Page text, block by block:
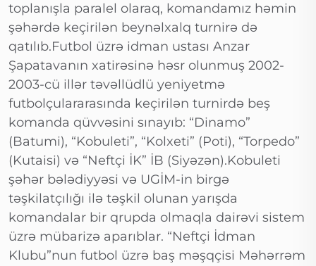
toplanışla paralel olaraq, komandamız həmin
şəhərdə keçirilən beynəlxalq turnirə də
qatılıb.Futbol üzrə idman ustası Anzar
Şapatavanın xatirəsinə həsr olunmuş 2002-
2003-cü illər təvəllüdlü yeniyetmə
futbolçulararasında keçirilən turnirdə beş
komanda qüvvəsini sınayıb: “Dinamo”
(Batumi), “Kobuleti”, “Kolxeti” (Poti), “Torpedo”
(Kutaisi) və “Neftçi İK” İB (Siyəzən).Kobuleti
şəhər bələdiyyəsi və UGİM-in birgə
təşkilatçılığı ilə təşkil olunan yarışda
komandalar bir qrupda olmaqla dairəvi sistem
üzrə mübarizə aparıblar. “Neftçi İdman
Klubu”nun futbol üzrə baş məşqçisi Məhərrəm